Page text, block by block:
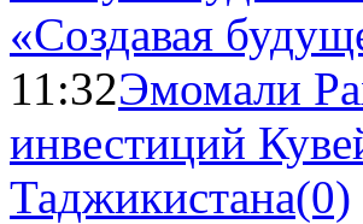
«Создавая
11:32Эмомали
инвестиций
Таджикистана(0)